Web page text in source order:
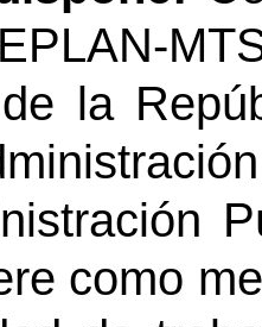
la
como